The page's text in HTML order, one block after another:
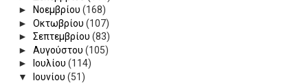
►
Νοεμβρίου (168)
► Οκτωβρίου (107)
► Σεπτεμβρίου (83)
► Αυγούστου (105)
►
Ιουλίου (114)
▼
Ιουνίου (51)